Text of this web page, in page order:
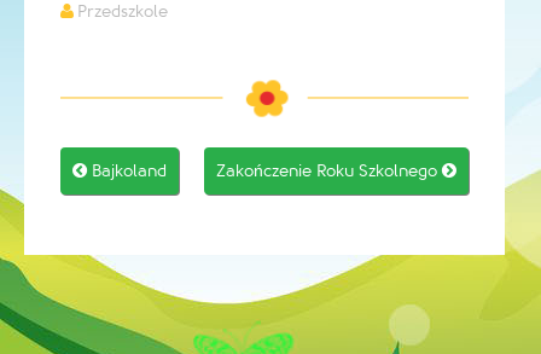
Przedszkole
Post
 Bajkoland Zakończenie Roku Szkolnego 